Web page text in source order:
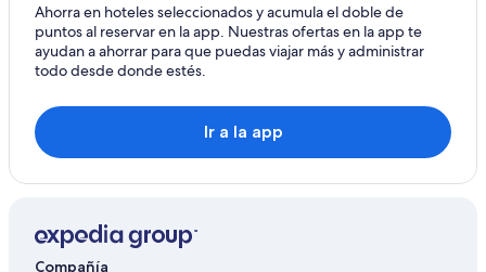
Ahorra en hoteles seleccionados y acumula el doble de
puntos al reservar en la app. Nuestras ofertas en la app te
ayudan a ahorrar para que puedas viajar más y administrar
todo desde donde estés.
Ir a la app
Compañía